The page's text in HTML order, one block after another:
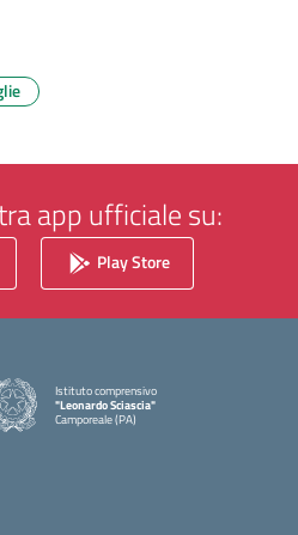
app ufficiale su:
Play Store
Istituto comprensivo
"Leonardo Sciascia"
Camporeale (PA)
— Visita la pagina iniziale della scuola